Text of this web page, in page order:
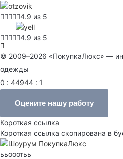
4.9 из 5
4.9 из 5
© 2009–2026 «ПокупкаЛюкс» —
одежды
0 : 44944 : 1
Оцените нашу работу
Короткая ссылка
Короткая ссылка скопирована в
ььооотьь